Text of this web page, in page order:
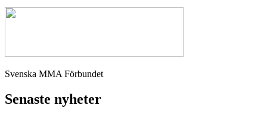
Svenska MMA Förbundet
Senaste nyheter